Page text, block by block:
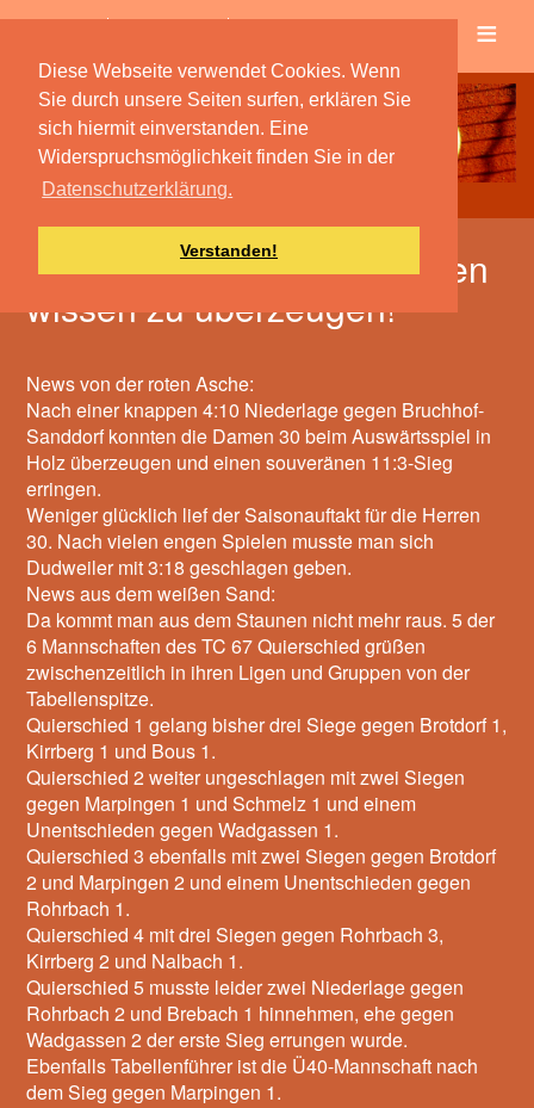
Diese Webseite verwendet Cookies. Wenn
Sie durch unsere Seiten surfen, erklären Sie
sich hiermit einverstanden. Eine
Widerspruchsmöglichkeit finden Sie in der
Datenschutzerklärung.
Verstanden!
≡
Quierschieder Mannschaften
wissen zu überzeugen!
News von der roten Asche:
Nach einer knappen 4:10 Niederlage gegen Bruchhof-
Sanddorf konnten die Damen 30 beim Auswärtsspiel in
Holz überzeugen und einen souveränen 11:3-Sieg
erringen.
Weniger glücklich lief der Saisonauftakt für die Herren
30. Nach vielen engen Spielen musste man sich
Dudweiler mit 3:18 geschlagen geben.
News aus dem weißen Sand:
Da kommt man aus dem Staunen nicht mehr raus. 5 der
6 Mannschaften des TC 67 Quierschied grüßen
zwischenzeitlich in ihren Ligen und Gruppen von der
Tabellenspitze.
Quierschied 1 gelang bisher drei Siege gegen Brotdorf 1,
Kirrberg 1 und Bous 1.
Quierschied 2 weiter ungeschlagen mit zwei Siegen
gegen Marpingen 1 und Schmelz 1 und einem
Unentschieden gegen Wadgassen 1.
Quierschied 3 ebenfalls mit zwei Siegen gegen Brotdorf
2 und Marpingen 2 und einem Unentschieden gegen
Rohrbach 1.
Quierschied 4 mit drei Siegen gegen Rohrbach 3,
Kirrberg 2 und Nalbach 1.
Quierschied 5 musste leider zwei Niederlage gegen
Rohrbach 2 und Brebach 1 hinnehmen, ehe gegen
Wadgassen 2 der erste Sieg errungen wurde.
Ebenfalls Tabellenführer ist die Ü40-Mannschaft nach
dem Sieg gegen Marpingen 1.